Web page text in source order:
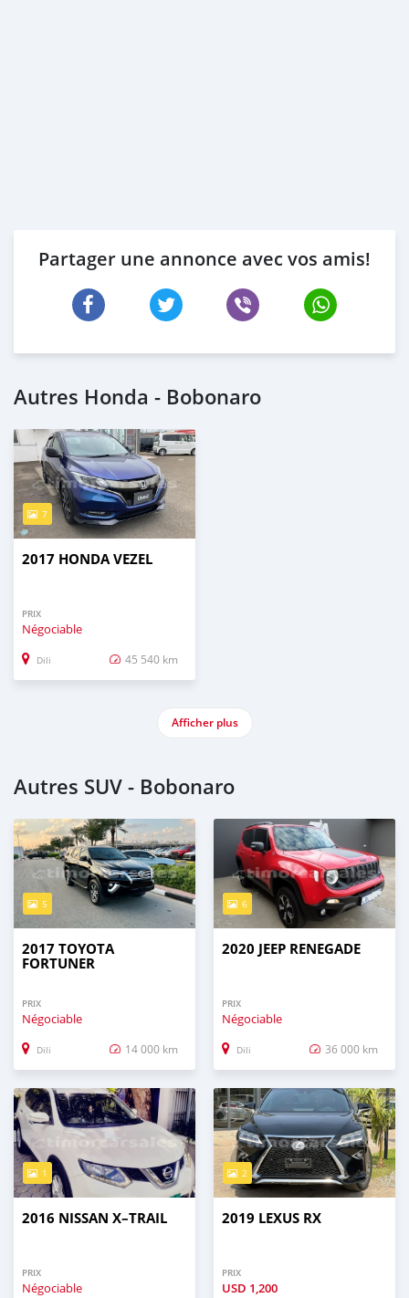
Partager une annonce avec vos amis!
Autres Honda - Bobonaro
7
2017 HONDA VEZEL
PRIX
Négociable
Dili 45 540 km
Afficher plus
Autres SUV - Bobonaro
5
2017 TOYOTA
FORTUNER
PRIX
Négociable
Dili 14 000 km
6
2020 JEEP RENEGADE
PRIX
Négociable
Dili 36 000 km
1
2016 NISSAN X–TRAIL
PRIX
Négociable
2
2019 LEXUS RX
PRIX
USD 1,200